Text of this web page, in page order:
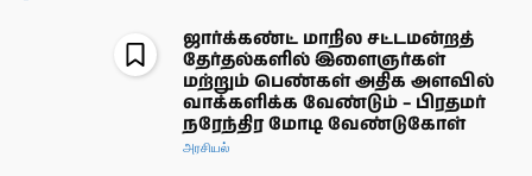
ஜார்க்கண்ட் மாநில சட்டமன்றத்
தேர்தல்களில் இளைஞர்கள்
மற்றும் பெண்கள் அதிக அளவில்
வாக்களிக்க வேண்டும் – பிரதமர்
நரேந்திர மோடி வேண்டுகோள்
அரசியல்